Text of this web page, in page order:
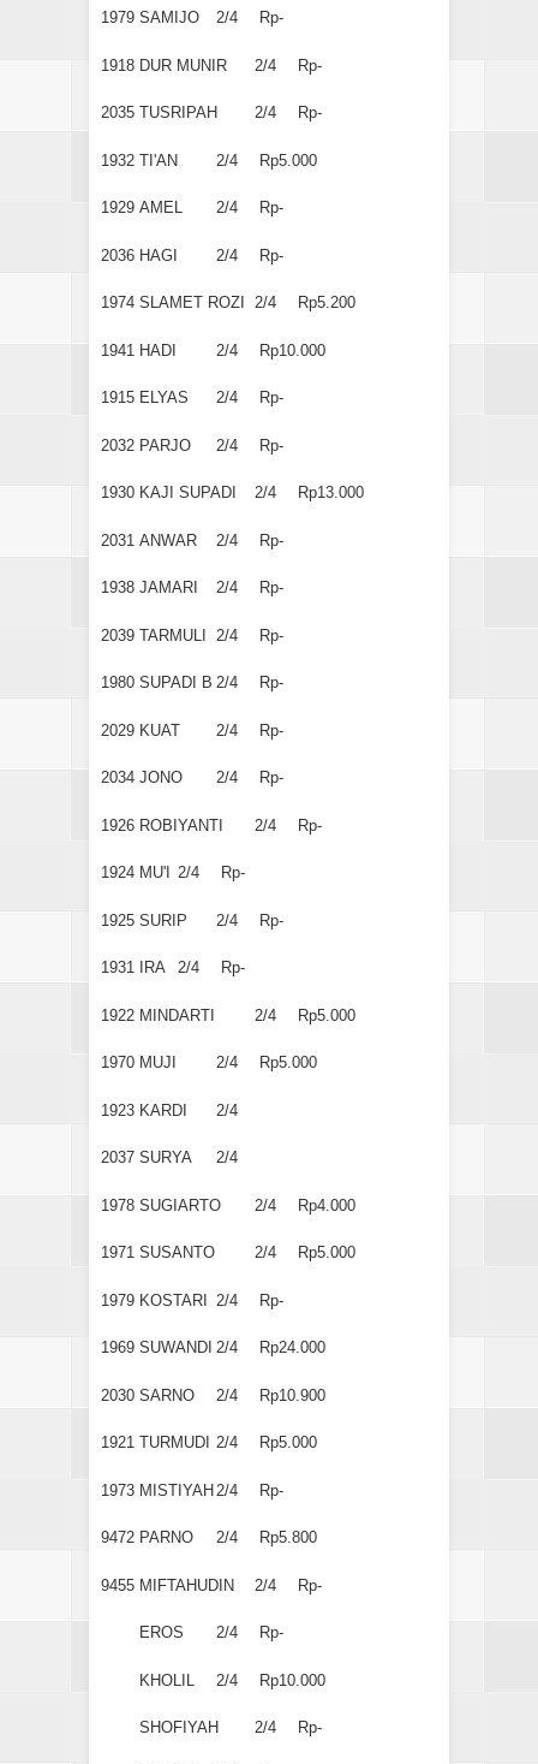
1979 SAMIJO 2/4 Rp-
1918 DUR MUNIR 2/4 Rp-
2035 TUSRIPAH 2/4 Rp-
1932 TI'AN 2/4 Rp5.000
1929 AMEL 2/4 Rp-
2036 HAGI 2/4 Rp-
1974 SLAMET ROZI 2/4 Rp5.200
1941 HADI 2/4 Rp10.000
1915 ELYAS 2/4 Rp-
2032 PARJO 2/4 Rp-
1930 KAJI SUPADI 2/4 Rp13.000
2031 ANWAR 2/4 Rp-
1938 JAMARI 2/4 Rp-
2039 TARMULI 2/4 Rp-
1980 SUPADI B 2/4 Rp-
2029 KUAT 2/4 Rp-
2034 JONO 2/4 Rp-
1926 ROBIYANTI 2/4 Rp-
1924 MU'I 2/4 Rp-
1925 SURIP 2/4 Rp-
1931 IRA 2/4 Rp-
1922 MINDARTI 2/4 Rp5.000
1970 MUJI 2/4 Rp5.000
1923 KARDI 2/4
2037 SURYA 2/4
1978 SUGIARTO 2/4 Rp4.000
1971 SUSANTO 2/4 Rp5.000
1979 KOSTARI 2/4 Rp-
1969 SUWANDI 2/4 Rp24.000
2030 SARNO 2/4 Rp10.900
1921 TURMUDI 2/4 Rp5.000
1973 MISTIYAH 2/4 Rp-
9472 PARNO 2/4 Rp5.800
9455 MIFTAHUDIN 2/4 Rp-
EROS 2/4 Rp-
KHOLIL 2/4 Rp10.000
SHOFIYAH 2/4 Rp-